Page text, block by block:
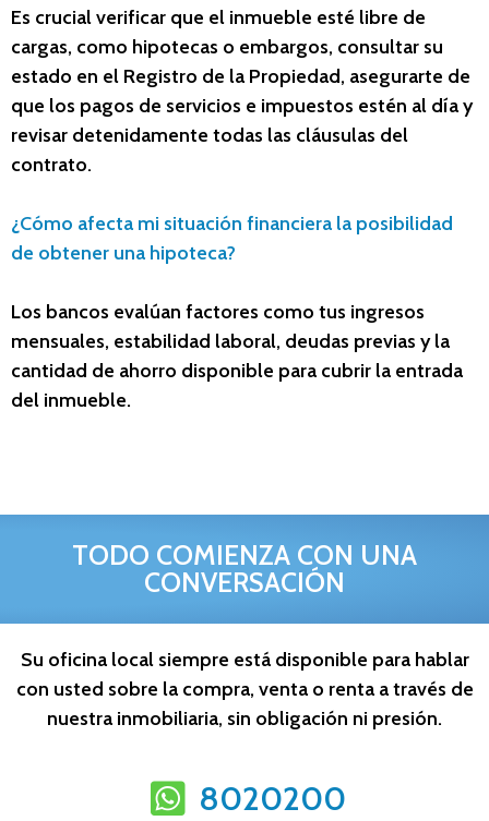
Es crucial verificar que el inmueble esté libre de
cargas, como hipotecas o embargos, consultar su
estado en el Registro de la Propiedad, asegurarte de
que los pagos de servicios e impuestos estén al día y
revisar detenidamente todas las cláusulas del
contrato.
¿Cómo afecta mi situación financiera la posibilidad
de obtener una hipoteca?
Los bancos evalúan factores como tus ingresos
mensuales, estabilidad laboral, deudas previas y la
cantidad de ahorro disponible para cubrir la entrada
del inmueble.
TODO COMIENZA CON UNA
CONVERSACIÓN
Su oficina local siempre está disponible para hablar
con usted sobre la compra, venta o renta a través de
nuestra inmobiliaria, sin obligación ni presión.
8020200